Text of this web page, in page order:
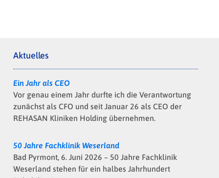
Aktuelles
Ein Jahr als CEO
Vor genau einem Jahr durfte ich die Verantwortung
zunächst als CFO und seit Januar 26 als CEO der
REHASAN Kliniken Holding übernehmen.
50 Jahre Fachklinik Weserland
Bad Pyrmont, 6. Juni 2026 – 50 Jahre Fachklinik
Weserland stehen für ein halbes Jahrhundert